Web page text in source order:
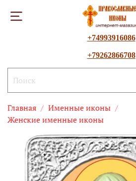
+74993916086
+79262866708
Главная
Именные иконы
Женские именные иконы